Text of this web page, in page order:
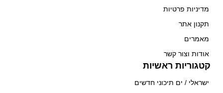
מדיניות פרטיות
תקנון אתר
מאמרים
אודות וצור קשר
קטגוריות ראשיות
ישראלי / ים תיכוני חדשים